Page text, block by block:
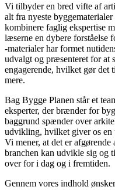
Vi tilbyder en bred vifte af
alt fra nyeste
kombinere faglig ekspertise
læserne en dybere forståelse
-materialer har formet
udvalgt og præsenteret for at
engagerende, hvilket gør
mere.
Bag Bygge Planen står et
eksperter, der brænder for
baggrund spænder over
udvikling, hvilket giver os en
Vi mener, at det er afgørende
branchen kan udvikle sig og
over for i dag og i fremtiden.
Gennem vores indhold